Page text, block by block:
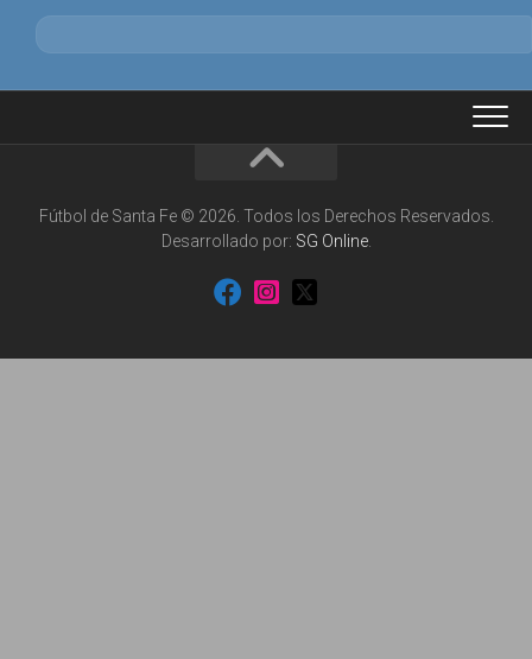
Fútbol de Santa Fe © 2026. Todos los Derechos Reservados.
Desarrollado por: SG Online.